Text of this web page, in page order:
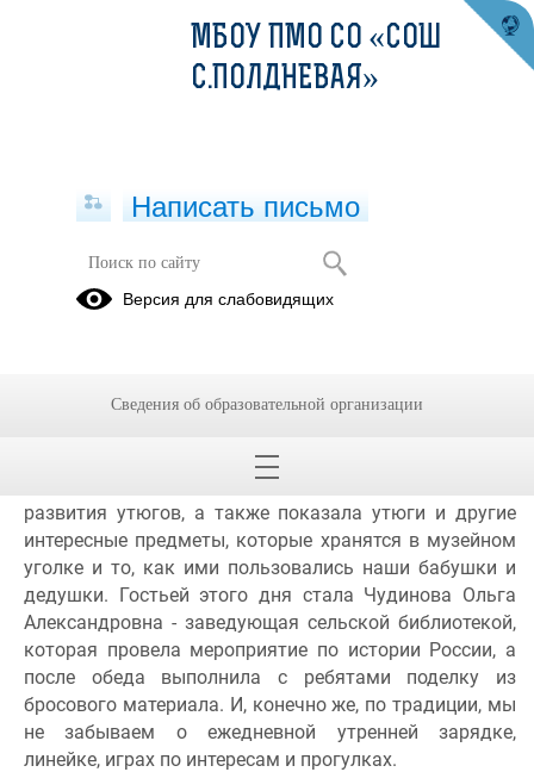
13 День - "День юных историков"
прошел под названием "День юных историков". В этот
педагог дополнительного образования- Щербакова
Валентина Павловна рассказала ребятам историю
развития утюгов, а также показала утюги и другие
интересные предметы, которые хранятся в музейном
уголке и то, как ими пользовались наши бабушки и
дедушки. Гостьей этого дня стала Чудинова Ольга
Александровна - заведующая сельской библиотекой,
которая провела мероприятие по истории России, а
после обеда выполнила с ребятами поделку из
бросового материала. И, конечно же, по традиции, мы
не забываем о ежедневной утренней зарядке,
линейке, играх по интересам и прогулках.
МБОУ ПМО СО «СОШ
С.ПОЛДНЕВАЯ»
Написать письмо
Версия для слабовидящих
Сведения об образовательной организации